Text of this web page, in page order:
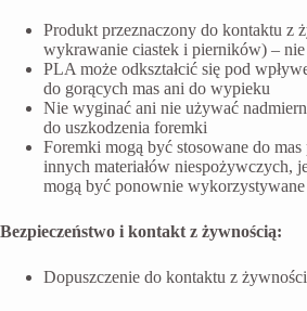
Produkt przeznaczony do kontaktu z
wykrawanie ciastek i pierników) – nie
PLA może odkształcić się pod
do gorących mas ani do wypieku
Nie wyginać ani nie używać
do uszkodzenia foremki
Foremki mogą być stosowane do
innych materiałów niespożywczych,
mogą być ponownie
Bezpieczeństwo i kontakt z żywnością:
Dopuszczenie do kontaktu z